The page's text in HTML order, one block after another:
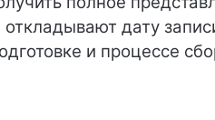
дату
и процессе